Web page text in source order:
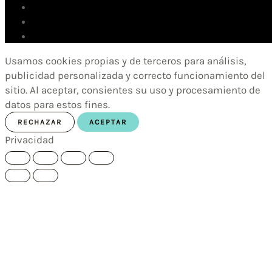
Usamos cookies propias y de terceros para análisis,
publicidad personalizada y correcto funcionamiento del
sitio. Al aceptar, consientes su uso y procesamiento de
datos para estos fines.
RECHAZAR ACEPTAR
Privacidad